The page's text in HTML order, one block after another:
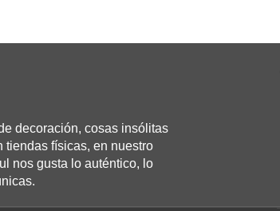
decoración, cosas insólitas
tiendas físicas, en nuestro
nos gusta lo auténtico, lo